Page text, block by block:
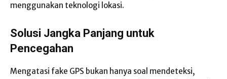
menggunakan teknologi lokasi.
Solusi Jangka Panjang untuk
Pencegahan
Mengatasi fake GPS bukan hanya soal mendeteksi,